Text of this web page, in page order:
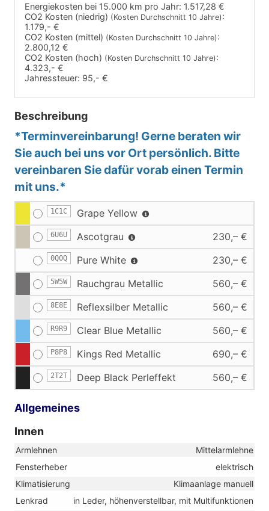
Energiekosten bei 15.000 km pro Jahr: 1.517,28 €
CO2 Kosten (niedrig) (Kosten Durchschnitt 10 Jahre):
1.179,- €
CO2 Kosten (mittel) (Kosten Durchschnitt 10 Jahre):
2.800,12 €
CO2 Kosten (hoch) (Kosten Durchschnitt 10 Jahre):
4.323,- €
Jahressteuer: 95,- €
Beschreibung
*Terminvereinbarung! Gerne beraten wir
Sie auch bei uns vor Ort persönlich. Bitte
vereinbaren Sie dafür vorab einen Termin
mit uns.*
1C1C Grape Yellow
6U6U Ascotgrau 230,– €
0Q0Q Pure White 230,– €
5W5W Rauchgrau Metallic 560,– €
8E8E Reflexsilber Metallic 560,– €
R9R9 Clear Blue Metallic 560,– €
P8P8 Kings Red Metallic 690,– €
2T2T Deep Black Perleffekt 560,– €
Allgemeines
Innen
Armlehnen
Mittelarmlehne
Fensterheber
elektrisch
Klimatisierung
Klimaanlage manuell
Lenkrad
in Leder, höhenverstellbar, mit Multifunktionen